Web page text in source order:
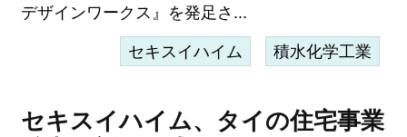
デザインワークス』を発足さ...
セキスイハイム 積水化学工業
セキスイハイム、タイの住宅事業